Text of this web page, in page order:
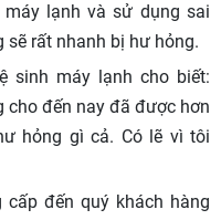
lạnh và sử dụng sai
sẽ rất nhanh bị hư hỏng.
sinh máy lạnh cho biết:
cho đến nay đã được hơn
hỏng gì cả. Có lẽ vì tôi
đến quý khách hàng